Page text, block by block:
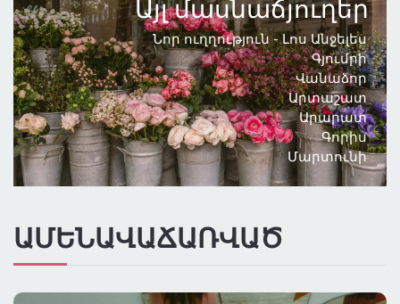
ԳՆԱՅԻՆ ԴԱՍԱԿԱՐԳՈՒՄ
ԲՈԼՈՐ ՔԱՂԱՔՆԵՐԸ
ԱՌԱՔՈՒՄ ԼՈՍ ԱՆՋԵԼԵՍՈՒՄ
Այլ մասնաճյուղեր
Նոր ուղղություն - Լոս Անջելես
Գյումրի
Վանաձոր
Արտաշատ
Արարատ
Գորիս
Մարտունի
ԱՄԵՆԱՎԱՃԱՌՎԱԾ